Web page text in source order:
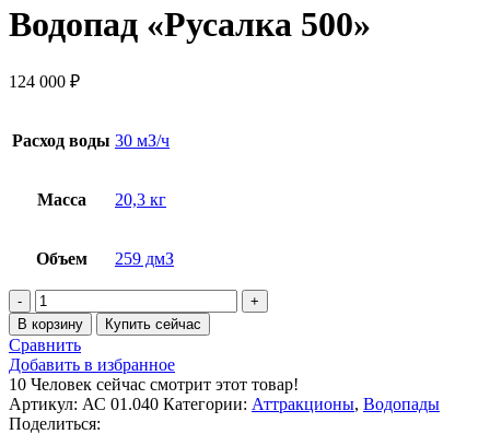
Водопад «Русалка 500»
124 000 ₽
Расход воды 30 мЗ/ч
Масса 20,3 кг
Объем 259 дмЗ
Количество
товара
Водопад
"Русалка
500"
В корзину Купить сейчас
Сравнить
Добавить в избранное
10 Человек сейчас смотрит этот товар!
Артикул: АС 01.040 Категории: Аттракционы, Водопады
Поделиться: